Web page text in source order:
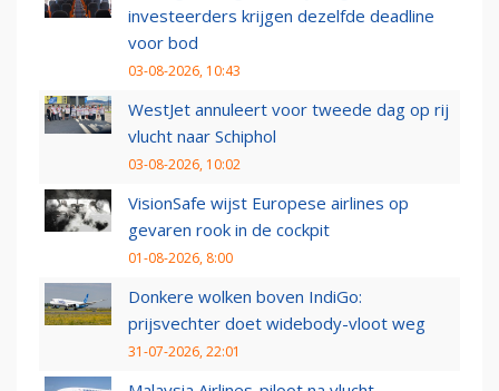
investeerders krijgen dezelfde deadline
voor bod
03-08-2026, 10:43
WestJet annuleert voor tweede dag op rij
vlucht naar Schiphol
03-08-2026, 10:02
VisionSafe wijst Europese airlines op
gevaren rook in de cockpit
01-08-2026, 8:00
Donkere wolken boven IndiGo:
prijsvechter doet widebody-vloot weg
31-07-2026, 22:01